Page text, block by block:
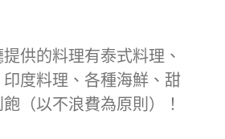
供的料理有泰式料理、
度料理、各種海鮮、甜
（以不浪費為原則）！